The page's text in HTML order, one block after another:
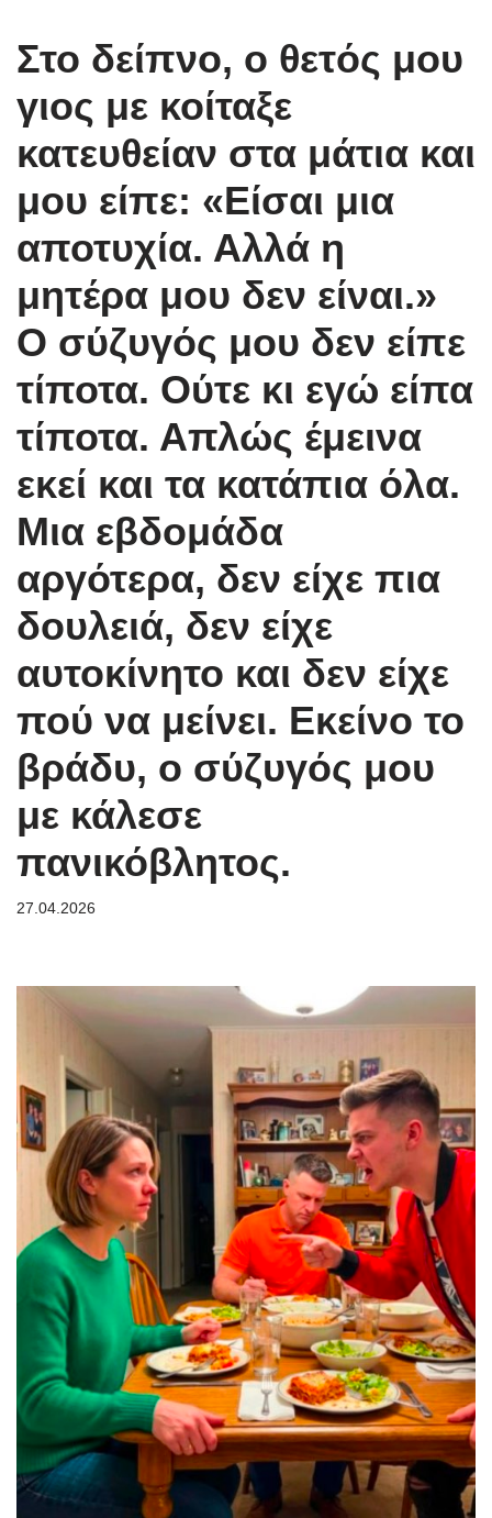
Στο δείπνο, ο θετός μου
γιος με κοίταξε
κατευθείαν στα μάτια και
μου είπε: «Είσαι μια
αποτυχία. Αλλά η
μητέρα μου δεν είναι.»
Ο σύζυγός μου δεν είπε
τίποτα. Ούτε κι εγώ είπα
τίποτα. Απλώς έμεινα
εκεί και τα κατάπια όλα.
Μια εβδομάδα
αργότερα, δεν είχε πια
δουλειά, δεν είχε
αυτοκίνητο και δεν είχε
πού να μείνει. Εκείνο το
βράδυ, ο σύζυγός μου
με κάλεσε
πανικόβλητος.
27.04.2026